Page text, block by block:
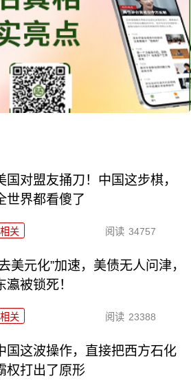
国对盟友捅刀！中国这步棋，
世界都看傻了
相关 阅读 34757
美元化”加速，美债无人问津，
瀛被锁死！
相关 阅读 23388
国这波操作，直接把西方石化
权打出了原形